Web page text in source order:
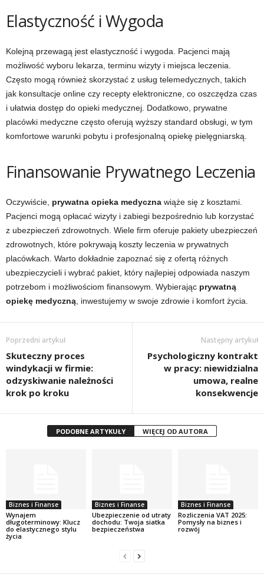
Elastyczność i Wygoda
Kolejną przewagą jest elastyczność i wygoda. Pacjenci mają
możliwość wyboru lekarza, terminu wizyty i miejsca leczenia.
Często mogą również skorzystać z usług telemedycznych, takich
jak konsultacje online czy recepty elektroniczne, co oszczędza czas
i ułatwia dostęp do opieki medycznej. Dodatkowo, prywatne
placówki medyczne często oferują wyższy standard obsługi, w tym
komfortowe warunki pobytu i profesjonalną opiekę pielęgniarską.
Finansowanie Prywatnego Leczenia
Oczywiście, prywatna opieka medyczna wiąże się z kosztami.
Pacjenci mogą opłacać wizyty i zabiegi bezpośrednio lub korzystać
z ubezpieczeń zdrowotnych. Wiele firm oferuje pakiety ubezpieczeń
zdrowotnych, które pokrywają koszty leczenia w prywatnych
placówkach. Warto dokładnie zapoznać się z ofertą różnych
ubezpieczycieli i wybrać pakiet, który najlepiej odpowiada naszym
potrzebom i możliwościom finansowym. Wybierając prywatną
opiekę medyczną , inwestujemy w swoje zdrowie i komfort życia.
Poprzedni artykuł
Skuteczny proces
windykacji w firmie:
odzyskiwanie należności
krok po kroku
Następny artykuł
Psychologiczny kontrakt
w pracy: niewidzialna
umowa, realne
konsekwencje
PODOBNE ARTYKUŁY WIĘCEJ OD AUTORA
Biznes i Finanse
Wynajem
długoterminowy: Klucz
do elastycznego stylu
życia
Biznes i Finanse
Ubezpieczenie od utraty
dochodu: Twoja siatka
bezpieczeństwa
Biznes i Finanse
Rozliczenia VAT 2025:
Pomysły na biznes i
rozwój